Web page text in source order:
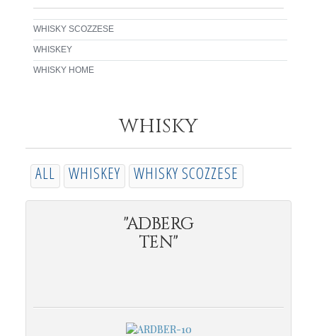
WHISKY SCOZZESE
WHISKEY
WHISKY HOME
WHISKY
ALL WHISKEY WHISKY SCOZZESE
"ADBERG
TEN"